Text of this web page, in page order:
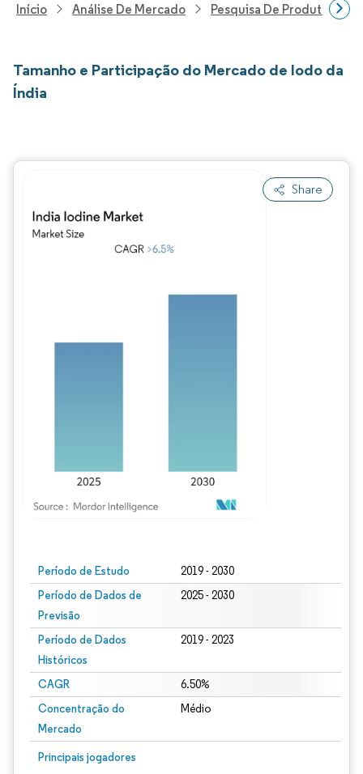
Início Análise De Mercado Pesquisa De Produtos
Tamanho e Participação do Mercado de Iodo da
Índia
Share
Período de Estudo 2019 - 2030
Período de Dados de
Previsão
2025 - 2030
Período de Dados
Históricos
2019 - 2023
CAGR 6.50%
Concentração do
Mercado
Médio
Principais jogadores